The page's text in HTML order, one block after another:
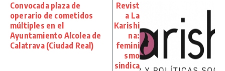
Convocada plaza de
operario de cometidos
múltiples en el
Ayuntamiento Alcolea de
Calatrava (Ciudad Real)
Revist
a La
Karishi
na:
femini
smo
sindica